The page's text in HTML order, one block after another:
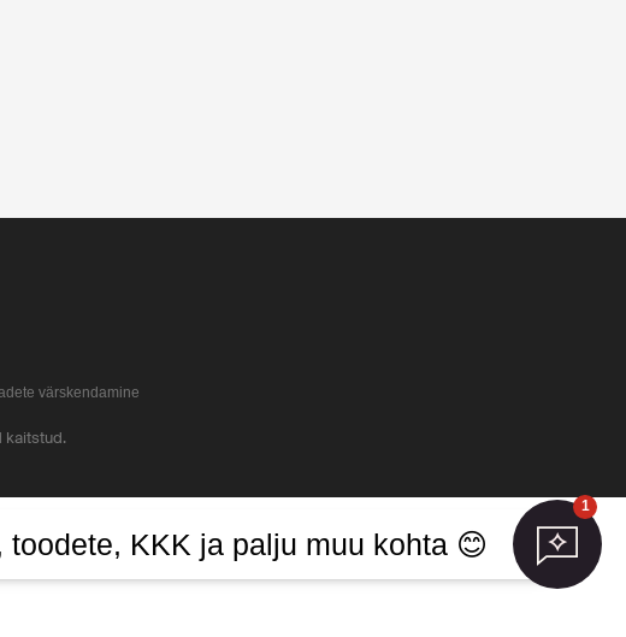
värskendamine
kaitstud.
1
toodete, KKK ja palju muu kohta 😊